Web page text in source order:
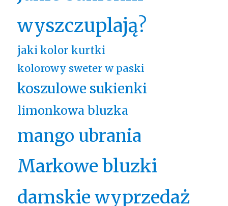
wyszczuplają?
jaki kolor kurtki
kolorowy sweter w paski
koszulowe sukienki
limonkowa bluzka
mango ubrania
Markowe bluzki
damskie wyprzedaż